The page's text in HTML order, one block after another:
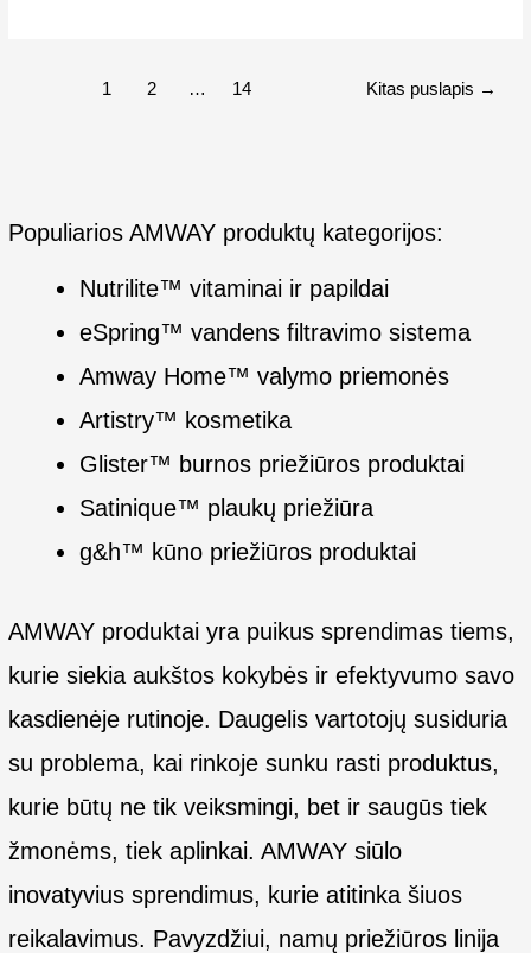
1 2 … 14 Kitas puslapis →
Populiarios AMWAY produktų kategorijos:
Nutrilite™ vitaminai ir papildai
eSpring™ vandens filtravimo sistema
Amway Home™ valymo priemonės
Artistry™ kosmetika
Glister™ burnos priežiūros produktai
Satinique™ plaukų priežiūra
g&h™ kūno priežiūros produktai
AMWAY produktai yra puikus sprendimas tiems,
kurie siekia aukštos kokybės ir efektyvumo savo
kasdienėje rutinoje. Daugelis vartotojų susiduria
su problema, kai rinkoje sunku rasti produktus,
kurie būtų ne tik veiksmingi, bet ir saugūs tiek
žmonėms, tiek aplinkai. AMWAY siūlo
inovatyvius sprendimus, kurie atitinka šiuos
reikalavimus. Pavyzdžiui, namų priežiūros linija